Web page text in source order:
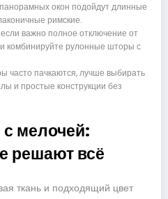
окон подойдут длинные
римские.
важно полное отключение от
комбинируйте рулонные шторы с
часто пачкаются, лучше выбирать
и простые конструкции без
с мелочей:
решают всё
ткань и подходящий цвет